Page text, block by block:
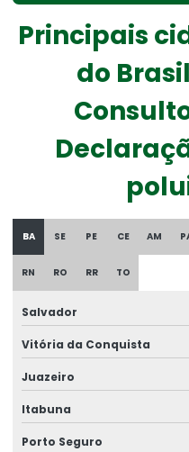
Empresa que faz licença
Empresas de consultoria
Empresas de consultoria
Escritório de consultoria
Especializada em
Gestão ambiental de áreas
Gestão ambiental áreas
Gestão ambiental corporativa
Gestão ambiental
Gestão ambiental de
Gestão ambiental industrial
Principais
do
BA SE PE CE AM
RN RO RR TO
Salvador
Vitória da Conquista
Juazeiro
Itabuna
Porto Seguro